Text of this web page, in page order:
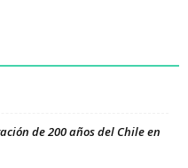
de 200 años del Chile en